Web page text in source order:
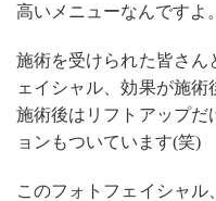
高いメニューなんですよ。
施術を受けられた皆さん
ェイシャル、効果が施
施術後はリフトアップだ
ョンもついています(笑)
このフォトフェイシャ